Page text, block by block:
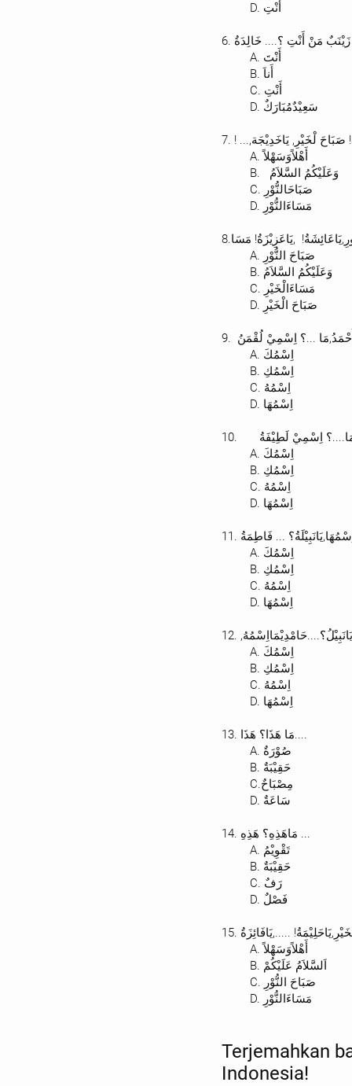
D. أَنْتِ
زَيْنَبٌ مَنْ أَنْتِ ؟.... خَالِدَةُ
A. أَنْتَ
B. أَناَ
C. أَنْتِ
D. سَعِيْدٌمُبَارَكٌ
صَبَاحَ لْخَيْرِ, يَاخَدِيْجَة
A. أَهْلاًوَسَهْلاً
B. وَعَلَيْكُمُ السَّلاَمُ
C. صَبَاحَالنُّوْرِ
D. مَسَاءَالنُّوْرِ
A. صَبَاحَ النُّوْرِ
B. وَعَلَيْكُمُ السَّلاَمُ
C. مَسَاءَالْخَيْرِ
D. صَبَاحَ الْخَيْرِ
...؟ اِسْمِيْ لُقْمَنُ
A. اِسْمُكَ
B. اِسْمُكِ
C. اِسْمُهُ
D. اِسْمُهَا
اِسْمِيْ لَطِيْفَةُ
A. اِسْمُكَ
B. اِسْمُكِ
C. اِسْمُهُ
D. اِسْمُهَا
... فَاطِمَةُ
A. اِسْمُكَ
B. اِسْمُكِ
C. اِسْمُهُ
D. اِسْمُهَا
12. ,يَانَبِيْلُ؟....حَامْدِيْمَااِسْمُهُ
A. اِسْمُكَ
B. اِسْمُكِ
C. اِسْمُهُ
D. اِسْمُهَا
13. مَا هَذَا؟ هَذَا....
A. صُوْرَةٌ
B. حَقِيْبَةٌ
D. سَاعَةٌ
14. مَاهَذِهِ؟ هَذِهِ ...
A. تَقْوِيْمُ
B. حَقِيْبَةٌ
C. رَفٌ
D. فَصْلٌ
A. أَهْلاًوَسَهْلاً
B. اَلسَّلاَمُ عَلَيْكُمْ
C. صَبَاحَ النُّوْرِ
D. مَسَاءَالنُّوْرِ
Terjemahkan
Indonesia!